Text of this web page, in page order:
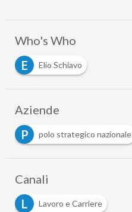
Who's Who
E
Elio Schiavo
Aziende
P
polo strategico nazionale
Canali
L
Lavoro e Carriere